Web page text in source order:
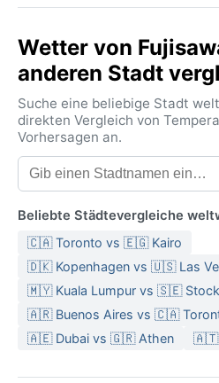
Wetter von
anderen Stadt
Suche eine beliebige Stadt
direkten Vergleich von
Vorhersagen an.
Beliebte Städtevergleiche
🇨🇦 Toronto vs 🇪🇬 Kairo
🇩🇰 Kopenhagen vs 🇺🇸 Las
🇲🇾 Kuala Lumpur vs 🇸🇪
🇦🇷 Buenos Aires vs 🇨🇦
🇦🇪 Dubai vs 🇬🇷 Athen
🇦🇹